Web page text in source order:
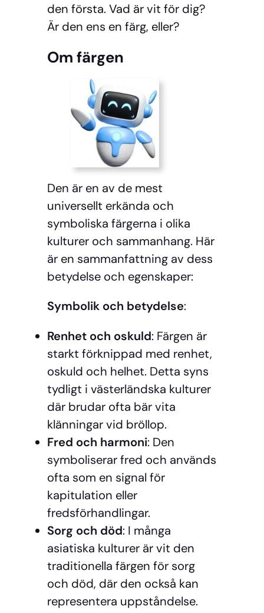
den första. Vad är vit för dig?
Är den ens en färg, eller?
Om färgen
Den är en av de mest
universellt erkända och
symboliska färgerna i olika
kulturer och sammanhang. Här
är en sammanfattning av dess
betydelse och egenskaper:
Symbolik och betydelse:
Renhet och oskuld: Färgen är
starkt förknippad med renhet,
oskuld och helhet. Detta syns
tydligt i västerländska kulturer
där brudar ofta bär vita
klänningar vid bröllop.
Fred och harmoni: Den
symboliserar fred och används
ofta som en signal för
kapitulation eller
fredsförhandlingar.
Sorg och död: I många
asiatiska kulturer är vit den
traditionella färgen för sorg
och död, där den också kan
representera uppståndelse.